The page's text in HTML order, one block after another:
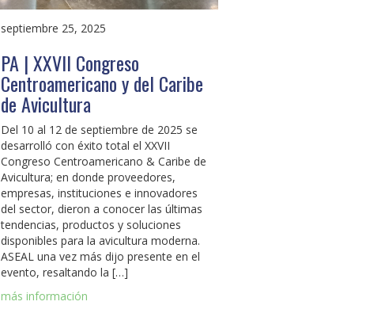
septiembre 25, 2025
PA | XXVII Congreso
Centroamericano y del Caribe
de Avicultura
Del 10 al 12 de septiembre de 2025 se
desarrolló con éxito total el XXVII
Congreso Centroamericano & Caribe de
Avicultura; en donde proveedores,
empresas, instituciones e innovadores
del sector, dieron a conocer las últimas
tendencias, productos y soluciones
disponibles para la avicultura moderna.
ASEAL una vez más dijo presente en el
evento, resaltando la […]
más información